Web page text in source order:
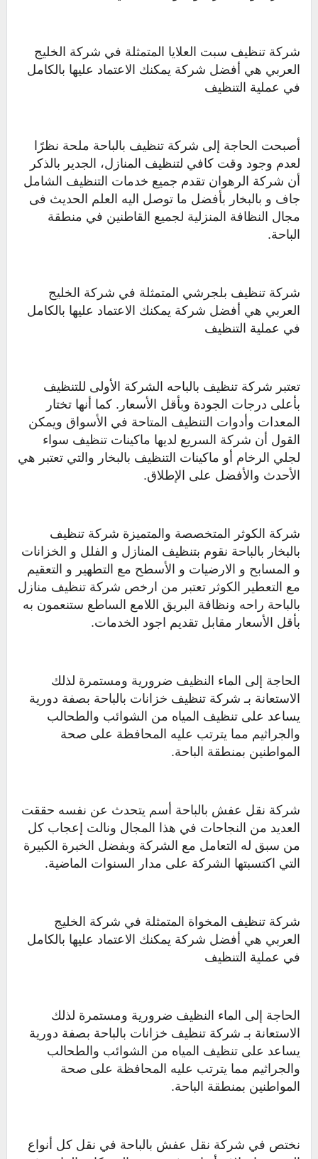
شركة تنظيف سبت العلايا المتمثلة في شركة الخليج
العربي هي أفضل شركة يمكنك الاعتماد عليها بالكامل
في عملية التنظيف
أصبحت الحاجة إلى شركة تنظيف بالباحة ملحة نظرًا
لعدم وجود وقت كافي لتنظيف المنازل، الجدير بالذكر
أن شركة الرهوان تقدم جميع خدمات التنظيف الشامل
جاف و بالبخار بأفضل ما توصل اليه العلم الحديث فى
مجال النظافة المنزلية لجميع القاطنين في منطقة
الباحة.
شركة تنظيف بلجرشي المتمثلة في شركة الخليج
العربي هي أفضل شركة يمكنك الاعتماد عليها بالكامل
في عملية التنظيف
تعتبر شركة تنظيف بالباحه الشركة الأولى للتنظيف
بأعلى درجات الجودة وبأقل الأسعار. كما أنها تختار
المعدات وأدوات التنظيف المتاحة في الأسواق ويمكن
القول أن شركة السريع لديها ماكينات تنظيف سواء
لجلي الرخام أو ماكينات التنظيف بالبخار والتي تعتبر هي
الأحدث والأفضل على الإطلاق.
شركة الكوثر المتخصصة والمتميزة شركة تنظيف
بالبخار بالباحة نقوم بتنظيف المنازل و الفلل و الخزانات
و المسابح و الارضيات و الأسطح مع التطهير و التعقيم
مع التعطير الكوثر تعتبر من ارخص شركة تنظيف منازل
بالباحة راحه ونظافة البريق اللامع الساطع ستنعمون به
بأقل الأسعار مقابل تقديم اجود الخدمات.
الحاجة إلى الماء النظيف ضرورية ومستمرة لذلك
الاستعانة بـ شركة تنظيف خزانات بالباحة بصفة دورية
يساعد على تنظيف المياه من الشوائب والطحالب
والجراثيم مما يترتب عليه المحافظة على صحة
المواطنين بمنطقة الباحة.
شركة نقل عفش بالباحة أسم يتحدث عن نفسه حققت
العديد من النجاحات في هذا المجال ونالت إعجاب كل
من سبق له التعامل مع الشركة وبفضل الخبرة الكبيرة
التي اكتسبتها الشركة على مدار السنوات الماضية.
شركة تنظيف المخواة المتمثلة في شركة الخليج
العربي هي أفضل شركة يمكنك الاعتماد عليها بالكامل
في عملية التنظيف
الحاجة إلى الماء النظيف ضرورية ومستمرة لذلك
الاستعانة بـ شركة تنظيف خزانات بالباحة بصفة دورية
يساعد على تنظيف المياه من الشوائب والطحالب
والجراثيم مما يترتب عليه المحافظة على صحة
المواطنين بمنطقة الباحة.
نختص في شركة نقل عفش بالباحة في نقل كل أنواع